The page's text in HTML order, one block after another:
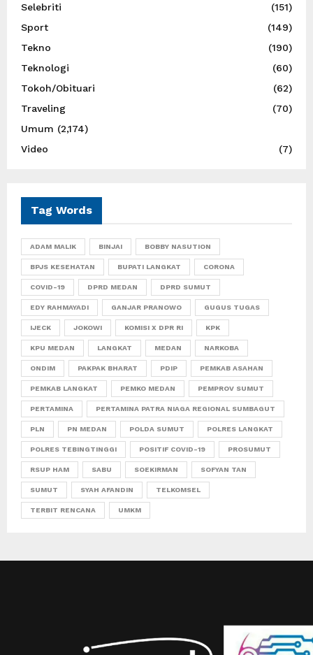
Selebriti
(151)
Sport
(149)
Tekno
(190)
Teknologi
(60)
Tokoh/Obituari
(62)
Traveling
(70)
Umum (2,174)
Video
(7)
Tag Words
ADAM MALIK BINJAI BOBBY NASUTION
BPJS KESEHATAN BUPATI LANGKAT CORONA
COVID-19 DPRD MEDAN DPRD SUMUT
EDY RAHMAYADI GANJAR PRANOWO GUGUS TUGAS
IJECK JOKOWI KOMISI X DPR RI KPK
KPU MEDAN LANGKAT MEDAN NARKOBA
ONDIM PAKPAK BHARAT PDIP PEMKAB ASAHAN
PEMKAB LANGKAT PEMKO MEDAN PEMPROV SUMUT
PERTAMINA PERTAMINA PATRA NIAGA REGIONAL SUMBAGUT
PLN PN MEDAN POLDA SUMUT POLRES LANGKAT
POLRES TEBINGTINGGI POSITIF COVID-19 PROSUMUT
RSUP HAM SABU SOEKIRMAN SOFYAN TAN
SUMUT SYAH AFANDIN TELKOMSEL
TERBIT RENCANA UMKM